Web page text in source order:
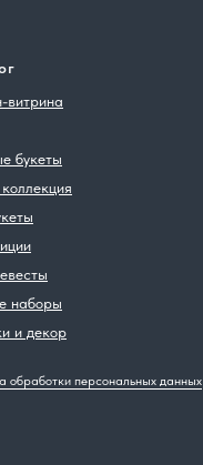
витрина
букеты
наборы
и декор
обработки персональных данных